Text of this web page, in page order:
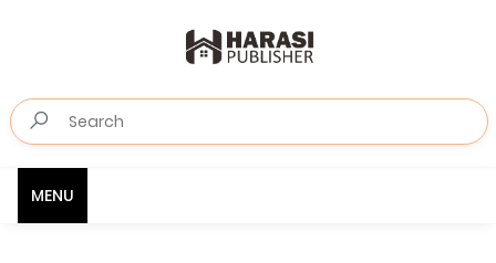
MENU